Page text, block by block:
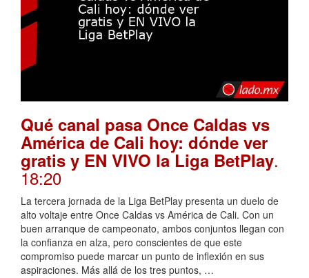
Qué canal pasa Once Caldas vs
América de Cali hoy: dónde ver
gratis y EN VIVO la Liga BetPlay.
18:20
La tercera jornada de la Liga BetPlay presenta un duelo de
alto voltaje entre Once Caldas vs América de Cali. Con un
buen arranque de campeonato, ambos conjuntos llegan con
la confianza en alza, pero conscientes de que este
compromiso puede marcar un punto de inflexión en sus
aspiraciones. Más allá de los tres puntos, …